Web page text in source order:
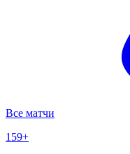
Все матчи
159+